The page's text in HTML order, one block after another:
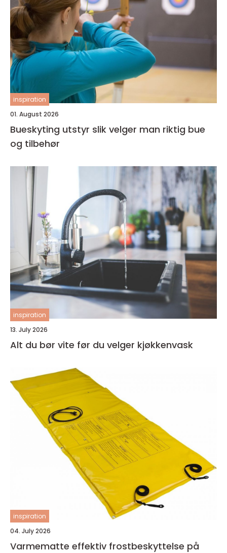
inspiration
01. August 2026
Bueskyting utstyr slik velger man riktig bue
og tilbehør
inspiration
13. July 2026
Alt du bør vite før du velger kjøkkenvask
inspiration
04. July 2026
Varmematte effektiv frostbeskyttelse på